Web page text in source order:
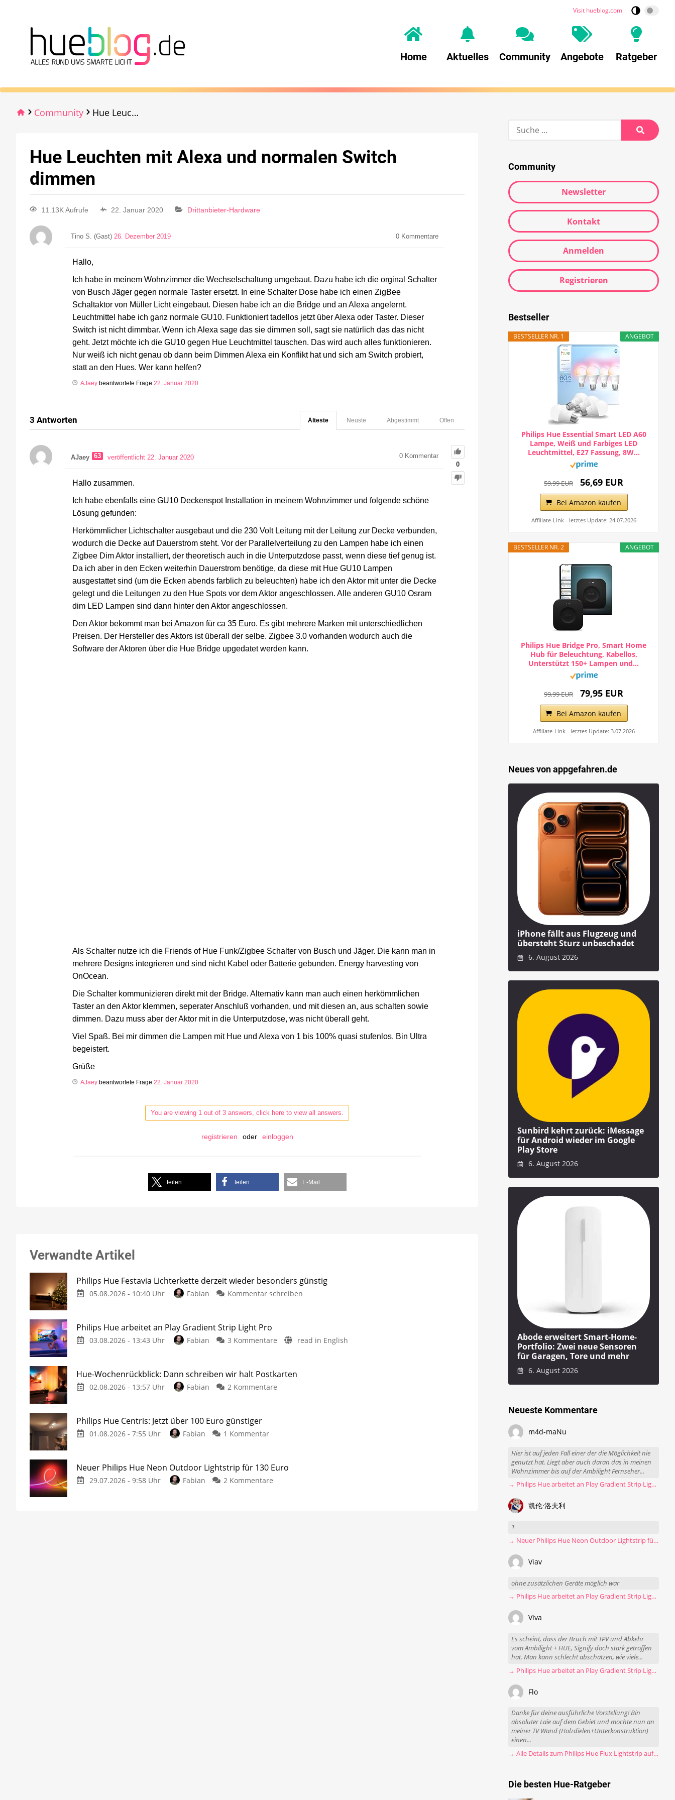
Visit hueblog.com
Home Aktuelles Community Angebote Ratgeber
Community Hue Leuchten mit Alexa und normalen Switch dimmen
Hue Leuchten mit Alexa und normalen Switch
dimmen
11.13K Aufrufe 22. Januar 2020 Drittanbieter-Hardware
Tino S. (Gast) 26. Dezember 2019 0 Kommentare
Hallo,
Ich habe in meinem Wohnzimmer die Wechselschaltung umgebaut. Dazu habe ich die orginal Schalter
von Busch Jäger gegen normale Taster ersetzt. In eine Schalter Dose habe ich einen ZigBee
Schaltaktor von Müller Licht eingebaut. Diesen habe ich an die Bridge und an Alexa angelernt.
Leuchtmittel habe ich ganz normale GU10. Funktioniert tadellos jetzt über Alexa oder Taster. Dieser
Switch ist nicht dimmbar. Wenn ich Alexa sage das sie dimmen soll, sagt sie natürlich das das nicht
geht. Jetzt möchte ich die GU10 gegen Hue Leuchtmittel tauschen. Das wird auch alles funktionieren.
Nur weiß ich nicht genau ob dann beim Dimmen Alexa ein Konflikt hat und sich am Switch probiert,
statt an den Hues. Wer kann helfen?
AJaey beantwortete Frage 22. Januar 2020
3 Antworten Offen
Abgestimmt
Neuste
Älteste
0
AJaey 63 veröffentlicht 22. Januar 2020 0 Kommentar
Hallo zusammen.
Ich habe ebenfalls eine GU10 Deckenspot Installation in meinem Wohnzimmer und folgende schöne
Lösung gefunden:
Herkömmlicher Lichtschalter ausgebaut und die 230 Volt Leitung mit der Leitung zur Decke verbunden,
wodurch die Decke auf Dauerstrom steht. Vor der Parallelverteilung zu den Lampen habe ich einen
Zigbee Dim Aktor installiert, der theoretisch auch in die Unterputzdose passt, wenn diese tief genug ist.
Da ich aber in den Ecken weiterhin Dauerstrom benötige, da diese mit Hue GU10 Lampen
ausgestattet sind (um die Ecken abends farblich zu beleuchten) habe ich den Aktor mit unter die Decke
gelegt und die Leitungen zu den Hue Spots vor dem Aktor angeschlossen. Alle anderen GU10 Osram
dim LED Lampen sind dann hinter den Aktor angeschlossen.
Den Aktor bekommt man bei Amazon für ca 35 Euro. Es gibt mehrere Marken mit unterschiedlichen
Preisen. Der Hersteller des Aktors ist überall der selbe. Zigbee 3.0 vorhanden wodurch auch die
Software der Aktoren über die Hue Bridge upgedatet werden kann.
Als Schalter nutze ich die Friends of Hue Funk/Zigbee Schalter von Busch und Jäger. Die kann man in
mehrere Designs integrieren und sind nicht Kabel oder Batterie gebunden. Energy harvesting von
OnOcean.
Die Schalter kommunizieren direkt mit der Bridge. Alternativ kann man auch einen herkömmlichen
Taster an den Aktor klemmen, seperater Anschluß vorhanden, und mit diesen an, aus schalten sowie
dimmen. Dazu muss aber der Aktor mit in die Unterputzdose, was nicht überall geht.
Viel Spaß. Bei mir dimmen die Lampen mit Hue und Alexa von 1 bis 100% quasi stufenlos. Bin Ultra
begeistert.
Grüße
AJaey beantwortete Frage 22. Januar 2020
You are viewing 1 out of 3 answers, click here to view all answers.
registrieren oder einloggen
teilen teilen E-Mail
Verwandte Artikel
Philips Hue Festavia Lichterkette derzeit wieder besonders günstig
05.08.2026 - 10:40 Uhr Fabian Kommentar schreiben
Philips Hue arbeitet an Play Gradient Strip Light Pro
03.08.2026 - 13:43 Uhr Fabian 3 Kommentare read in English
Hue-Wochenrückblick: Dann schreiben wir halt Postkarten
02.08.2026 - 13:57 Uhr Fabian 2 Kommentare
Philips Hue Centris: Jetzt über 100 Euro günstiger
01.08.2026 - 7:55 Uhr Fabian 1 Kommentar
Neuer Philips Hue Neon Outdoor Lightstrip für 130 Euro
29.07.2026 - 9:58 Uhr Fabian 2 Kommentare
Community
Newsletter
Kontakt
Anmelden
Registrieren
Bestseller
ANGEBOT
BESTSELLER NR. 1
Philips Hue Essential Smart LED A60
Lampe, Weiß und Farbiges LED
Leuchtmittel, E27 Fassung, 8W...
59,99 EUR 56,69 EUR
Bei Amazon kaufen
Affiliate-Link - letztes Update: 24.07.2026
ANGEBOT
BESTSELLER NR. 2
Philips Hue Bridge Pro, Smart Home
Hub für Beleuchtung, Kabellos,
Unterstützt 150+ Lampen und...
99,99 EUR 79,95 EUR
Bei Amazon kaufen
Affiliate-Link - letztes Update: 3.07.2026
Neues von appgefahren.de
iPhone fällt aus Flugzeug und
übersteht Sturz unbeschadet
6. August 2026
Sunbird kehrt zurück: iMessage
für Android wieder im Google
Play Store
6. August 2026
Abode erweitert Smart-Home-
Portfolio: Zwei neue Sensoren
für Garagen, Tore und mehr
6. August 2026
Neueste Kommentare
m4d-maNu
Hier ist auf jeden Fall einer der die Möglichkeit nie
genutzt hat. Liegt aber auch daran das in meinen
Wohnzimmer bis auf der Ambilight Fernseher...
→ Philips Hue arbeitet an Play Gradient Strip Light Pro
凯伦·洛夫利
1
→ Neuer Philips Hue Neon Outdoor Lightstrip für 130 Euro
Viav
ohne zusätzlichen Geräte möglich war
→ Philips Hue arbeitet an Play Gradient Strip Light Pro
Viva
Es scheint, dass der Bruch mit TPV und Abkehr
vom Ambilight + HUE, Signify doch stark getroffen
hat. Man kann schlecht abschätzen, wie viele...
→ Philips Hue arbeitet an Play Gradient Strip Light Pro
Flo
Danke für deine ausführliche Vorstellung! Bin
absoluter Laie auf dem Gebiet und möchte nun an
meiner TV Wand (Holzdielen+Unterkonstruktion)
einen...
→ Alle Details zum Philips Hue Flux Lightstrip auf einen Blick
Die besten Hue-Ratgeber